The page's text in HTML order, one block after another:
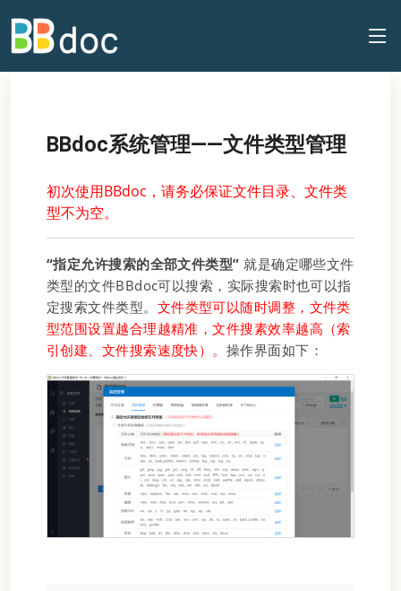
BBdoc系统管理——文件类型管理
初次使用BBdoc，请务必保证文件目录、文件类
型不为空。
“指定允许搜索的全部文件类型”就是确定哪些文件
类型的文件BBdoc可以搜索，实际搜索时也可以指
定搜索文件类型。 文件类型可以随时调整，文件类
型范围设置越合理越精准，文件搜素效率越高（索
引创建、文件搜索速度快）。 操作界面如下：